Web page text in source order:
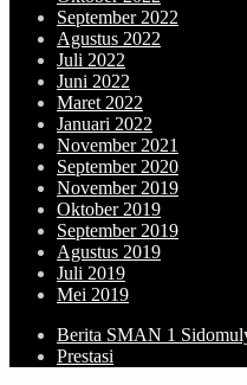
September 2022
Agustus 2022
Juli 2022
Juni 2022
Maret 2022
Januari 2022
November 2021
September 2020
November 2019
Oktober 2019
September 2019
Agustus 2019
Juli 2019
Mei 2019
Berita SMAN 1
Prestasi